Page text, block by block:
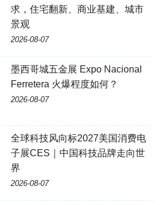
求，住宅翻新、商业基建、城市
景观
2026-08-07
墨西哥城五金展 Expo Nacional
Ferretera 火爆程度如何？
2026-08-07
全球科技风向标2027美国消费电
子展CES｜中国科技品牌走向世
界
2026-08-07